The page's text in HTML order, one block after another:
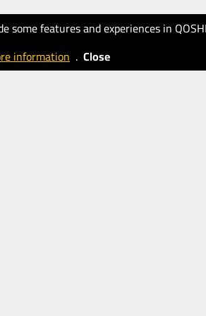
some features and experiences in
information . Close